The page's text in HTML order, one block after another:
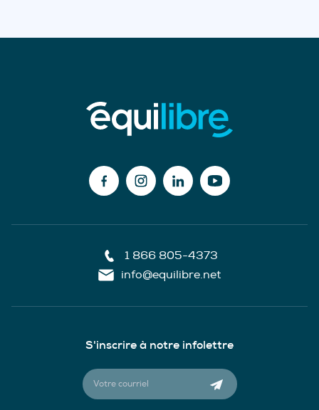
1 866 805-4373
info@equilibre.net
S'inscrire à notre infolettre